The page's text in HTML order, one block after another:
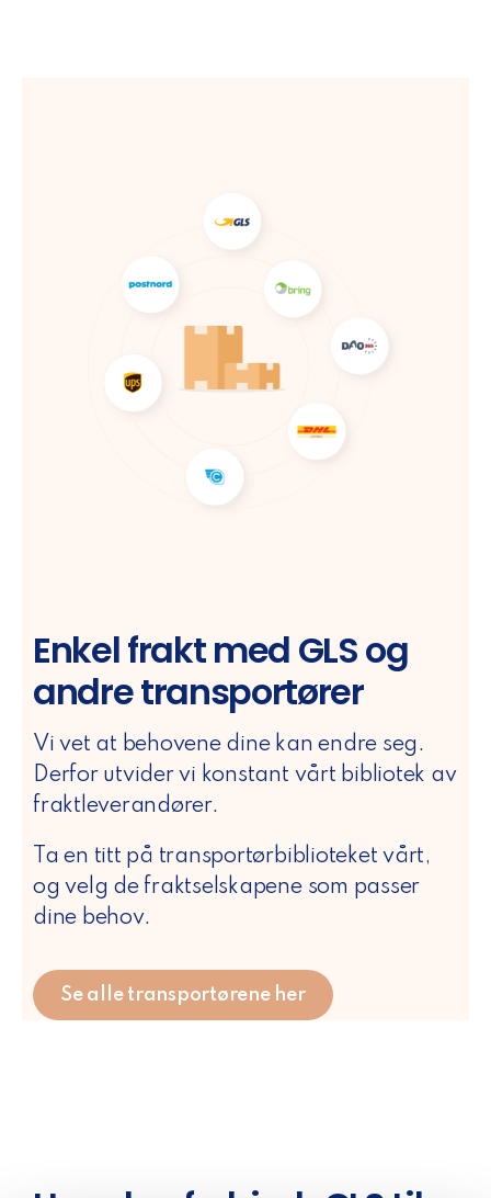
Enkel frakt med GLS og
andre transportører
Vi vet at behovene dine kan endre seg.
Derfor utvider vi konstant vårt bibliotek av
fraktleverandører.
Ta en titt på transportørbiblioteket vårt,
og velg de fraktselskapene som passer
dine behov.
Se alle transportørene her